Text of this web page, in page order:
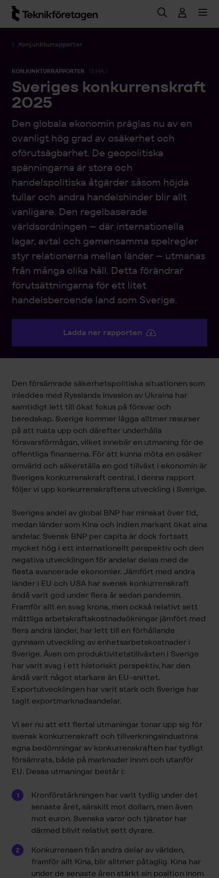
Hoppa till huvudinnehåll
Konjunkturrapporter
KONJUNKTURRAPPORTER 13 MAJ
Sveriges konkurrenskraft
2025
Den globala ekonomin präglas nu av en
ovanligt hög grad av osäkerhet och
oförutsägbarhet. De geopolitiska
spänningarna är stora och
handelspolitiska åtgärder såsom höjda
tullar och andra handelshinder blir allt
vanligare. Den regelbaserade
världsordningen – där internationella
lagar, avtal och gemensamma spelregler
styr relationerna mellan länder – utmanas
från många olika håll. Detta förändrar
förutsättningarna för ett litet
handelsberoende land som Sverige.
Ladda ner rapporten
Den försämrade säkerhetspolitiska situationen som
inleddes med Rysslands invasion av Ukraina har
samtidigt lett till ökat fokus på försvar och
beredskap. Sverige kommer lägga alltmer resurser
på att rusta upp och därefter underhålla
försvarsförmågan, vilket innebär en utmaning för de
offentliga finanserna. För att kunna möta en osäker
omvärld och säkerställa en god tillväxt i ekonomin är
Sveriges konkurrenskraft central. I denna rapport
följer vi upp konkurrenskraftens utveckling i Sverige.
Sveriges andel av global BNP har minskat över tid,
medan länder som Kina och Indien markant ökat sina
andelar. Svensk BNP per capita är dock fortsatt
mycket hög i ett internationellt perspektiv och den
negativa utvecklingen för andelar delas med de
flesta avancerade ekonomier. Jämfört med andra
länder i EU och USA har svensk konkurrenskraft
ändå varit god under flera år sedan pandemin.
Framför allt en svag krona, men också relativt sett
måttliga arbetskraftskostnadsökningar jämfört med
flera andra länder, har lett till en förhållande
gynnsam utveckling av enhetsarbetskostnader i
Sverige. Även om produktivitetstillväxten i Sverige
har varit svag i ett historiskt perspektiv, har den
ändå varit något starkare än EU-snittet.
Exportutvecklingen har varit stark och Sverige har
tagit exportmarknadsandelar.
Vi ser nu att ett flertal utmaningar tonar upp sig för
svensk konkurrenskraft och tillverkningsindustrins
egna bedömningar av konkurrenskraften har tydligt
försämrats, både på marknader inom och utanför
EU. Dessa utmaningar består i:
Kronförstärkningen har varit tydlig under det
senaste året, särskilt mot dollarn, men även
mot euron. Svenska varor och tjänster har
därmed blivit relativt sett dyrare.
Konkurrensen från andra delar av världen,
framför allt Kina, blir alltmer påtaglig. Kina har
under de senaste åren stärkt sin position inom